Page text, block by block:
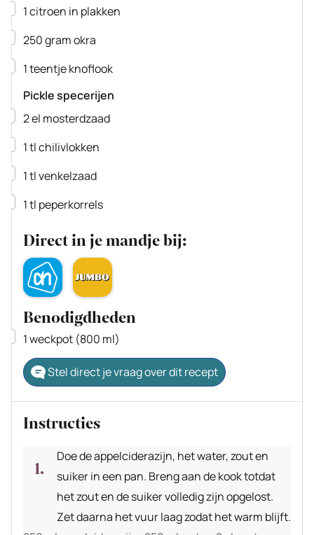
▢
1citroen in plakken
▢
250gramokra
▢
1teentjeknoflook
Pickle specerijen
▢
2el mosterdzaad
▢
1tlchilivlokken
▢
1tlvenkelzaad
▢
1tl peperkorrels
Direct in je mandje bij:
Benodigdheden
▢
1 weckpot (800 ml)
Stel direct je vraag over dit recept
Instructies
Doe de appelciderazijn, het water, zout en
suiker in een pan. Breng aan de kook totdat
het zout en de suiker volledig zijn opgelost.
Zet daarna het vuur laag zodat het warm blijft.